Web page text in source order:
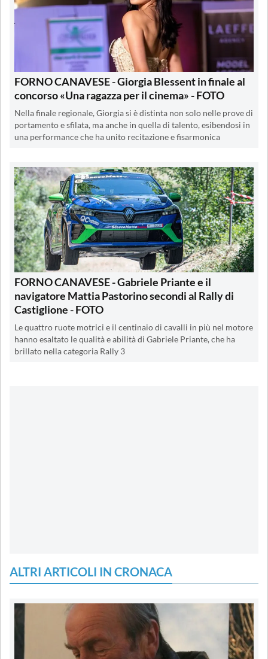
FORNO CANAVESE - Giorgia Blessent in finale al
concorso «Una ragazza per il cinema» - FOTO
Nella finale regionale, Giorgia si è distinta non solo nelle prove di
portamento e sfilata, ma anche in quella di talento, esibendosi in
una performance che ha unito recitazione e fisarmonica
FORNO CANAVESE - Gabriele Priante e il
navigatore Mattia Pastorino secondi al Rally di
Castiglione - FOTO
Le quattro ruote motrici e il centinaio di cavalli in più nel motore
hanno esaltato le qualità e abilità di Gabriele Priante, che ha
brillato nella categoria Rally 3
ALTRI ARTICOLI IN CRONACA